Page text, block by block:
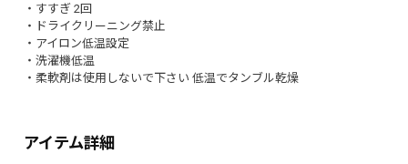
アイテム詳細
・すすぎ 2回
・ドライクリーニング禁止
・アイロン低温設定
・洗濯機低温
・柔軟剤は使用しないで下さい 低温でタンブル乾燥